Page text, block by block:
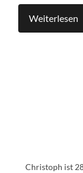
Weiterlesen
Christoph ist